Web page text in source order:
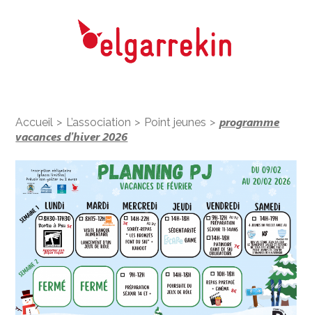
Accueil > L’association > Point jeunes >programme
vacances d’hiver 2026